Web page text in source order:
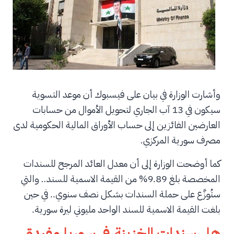
وأشارت الوزارة في بيان على فيسبوك أن موعد التسوية
سيكون في 13 آب الجاري لتحويل الأموال من حسابات
العارضين الفائزين إلى حساب الأوراق المالية الحكومية لدى
مصرف سورية المركزي.
كما أوضحت الوزارة إلى أن معدل العائد المرجح للسندات
المخصصة بلغ 9.89% من القيمة الاسمية للسند.. والتي
ستُوزَّع على حملة السندات بشكل نصف سنوي.. في حين
بلغت القيمة الاسمية للسند الواحد مليوني ليرة سورية.